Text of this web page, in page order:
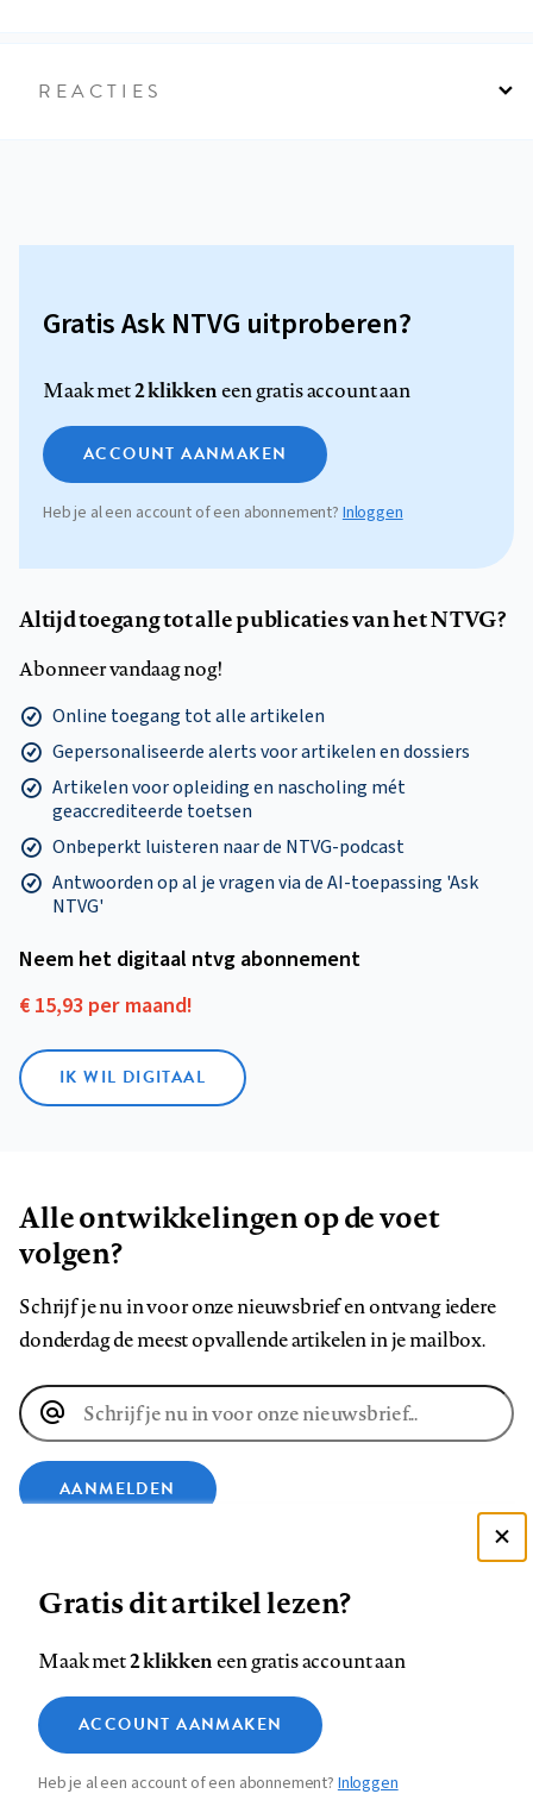
REACTIES
Gratis Ask NTVG uitproberen?
Maak met2 klikkeneen gratis account aan
ACCOUNT AANMAKEN
Heb je al een account of een abonnement?Inloggen
Altijd toegang tot alle publicaties van het NTVG?
Abonneer vandaag nog!
Online toegang tot alle artikelen
Gepersonaliseerde alerts voor artikelen en dossiers
Artikelen voor opleiding en nascholing mét
geaccrediteerde toetsen
Onbeperkt luisteren naar de NTVG-podcast
Antwoorden op al je vragen via de AI-toepassing 'Ask
NTVG'
Neem het digitaal ntvg abonnement
€ 15,93 per maand!
IK WIL DIGITAAL
Alle ontwikkelingen op de voet
volgen?
Schrijf je nu in voor onze nieuwsbrief en ontvang iedere
donderdag de meest opvallende artikelen in je mailbox.
E-
mailadres
AANMELDEN
op
Facebook
op
LinkedIn
op
Bluesky
ons
op
InstagramYouTube
Footer
Contact Colofon Disclaimer Privacy
Medische vragen verdienen
betrouwbare antwoorden
Zie onze cookie policy
Analytische cookies
Marketing cookies
Gratis dit artikel lezen?
Maak met2 klikkeneen gratis account aan
ACCOUNT AANMAKEN
Heb je al een account of een abonnement?Inloggen